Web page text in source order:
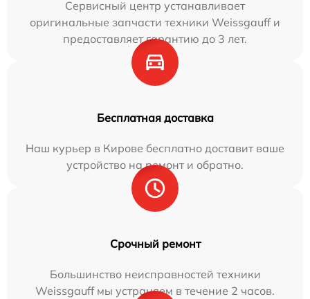
Сервисный центр устанавливает
оригинальные запчасти техники Weissgauff и
предоставляет гарантию до 3 лет.
Бесплатная доставка
Наш курьер в Кирове бесплатно доставит ваше
устройство на ремонт и обратно.
Срочный ремонт
Большинство неисправностей техники
Weissgauff мы устраняем в течение 2 часов.